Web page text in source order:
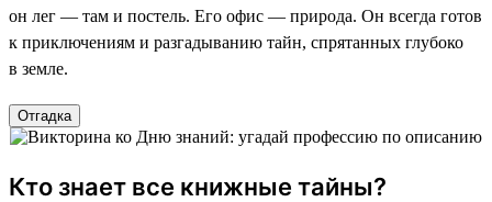
он лег — там и постель. Его офис — природа. Он всегда готов
к приключениям и разгадыванию тайн, спрятанных глубоко
в земле.
Отгадка
Кто знает все книжные тайны?